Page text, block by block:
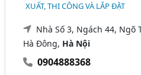
XUẤT, THI CÔNG VÀ LẮP ĐẶT
Nhà Số 3, Ngách 44, Ngõ
Hà Đông, Hà Nội
0904888368